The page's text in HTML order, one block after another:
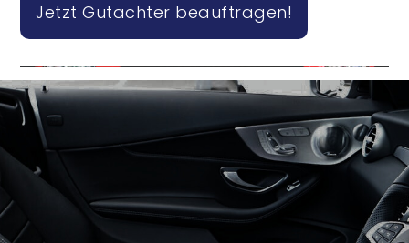
Jetzt Gutachter beauftragen!